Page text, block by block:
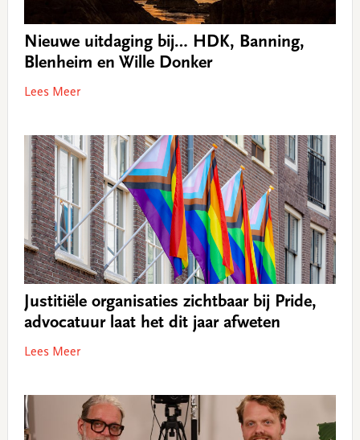
Nieuwe uitdaging bij… HDK, Banning,
Blenheim en Wille Donker
Lees Meer
Justitiële organisaties zichtbaar bij Pride,
advocatuur laat het dit jaar afweten
Lees Meer